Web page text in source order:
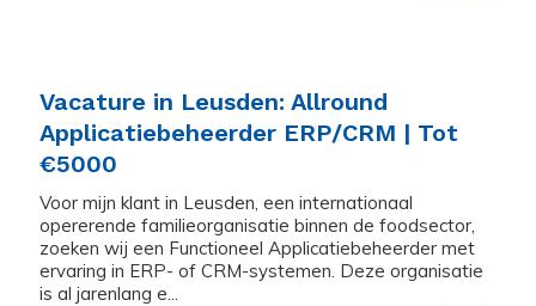
Vacature in Leusden: Allround
Applicatiebeheerder ERP/CRM | Tot
€5000
Voor mijn klant in Leusden, een internationaal
opererende familieorganisatie binnen de foodsector,
zoeken wij een Functioneel Applicatiebeheerder met
ervaring in ERP- of CRM-systemen. Deze organisatie
is al jarenlang e...